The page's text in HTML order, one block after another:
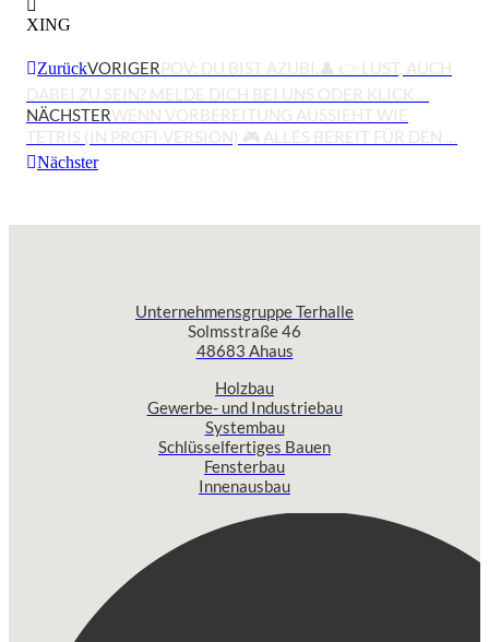
XING
ZurückVORIGERPOV: DU BIST AZUBI.👤 👉 LUST, AUCH
DABEI ZU SEIN? MELDE DICH BEI UNS ODER KLICK …
NÄCHSTERWENN VORBEREITUNG AUSSIEHT WIE
TETRIS (IN PROFI-VERSION) 🎮 ALLES BEREIT FÜR DEN …
Nächster
Unternehmensgruppe Terhalle
Solmsstraße 46
48683 Ahaus
Holzbau
Gewerbe- und Industriebau
Systembau
Schlüsselfertiges Bauen
Fensterbau
Innenausbau